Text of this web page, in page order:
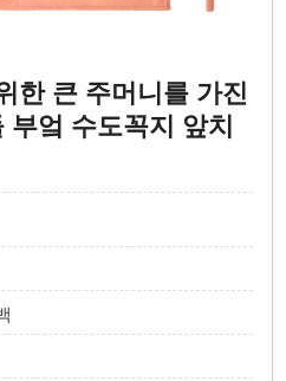
한 큰 주머니를 가진
부엌 수도꼭지 앞치